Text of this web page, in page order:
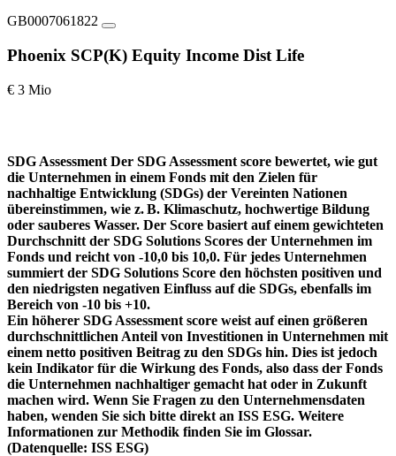
GB0007061822
Phoenix SCP(K) Equity Income Dist Life
€ 3 Mio
SDG Assessment Der SDG Assessment score bewertet, wie gut
die Unternehmen in einem Fonds mit den Zielen für
nachhaltige Entwicklung (SDGs) der Vereinten Nationen
übereinstimmen, wie z. B. Klimaschutz, hochwertige Bildung
oder sauberes Wasser. Der Score basiert auf einem gewichteten
Durchschnitt der SDG Solutions Scores der Unternehmen im
Fonds und reicht von -10,0 bis 10,0. Für jedes Unternehmen
summiert der SDG Solutions Score den höchsten positiven und
den niedrigsten negativen Einfluss auf die SDGs, ebenfalls im
Bereich von -10 bis +10.
Ein höherer SDG Assessment score weist auf einen größeren
durchschnittlichen Anteil von Investitionen in Unternehmen mit
einem netto positiven Beitrag zu den SDGs hin. Dies ist jedoch
kein Indikator für die Wirkung des Fonds, also dass der Fonds
die Unternehmen nachhaltiger gemacht hat oder in Zukunft
machen wird. Wenn Sie Fragen zu den Unternehmensdaten
haben, wenden Sie sich bitte direkt an ISS ESG. Weitere
Informationen zur Methodik finden Sie im Glossar.
(Datenquelle: ISS ESG)